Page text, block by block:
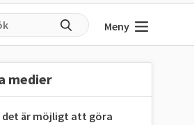
Meny
medier
det är möjligt att göra